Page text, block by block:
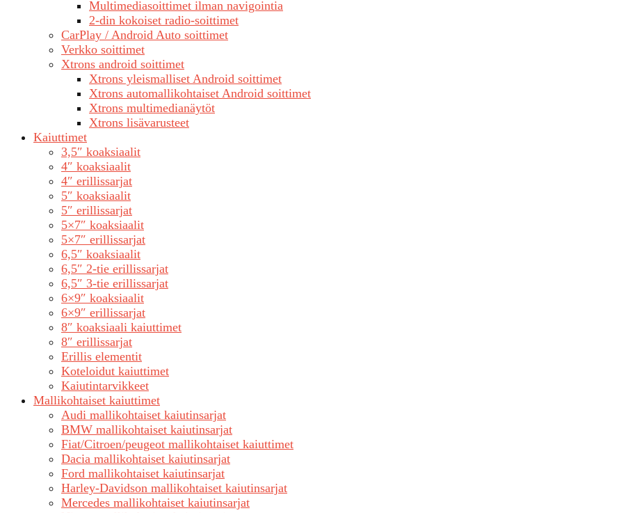
Multimediasoittimet ilman navigointia
2-din kokoiset radio-soittimet
CarPlay / Android Auto soittimet
Verkko soittimet
Xtrons android soittimet
Xtrons yleismalliset Android soittimet
Xtrons automallikohtaiset Android soittimet
Xtrons multimedianäytöt
Xtrons lisävarusteet
Kaiuttimet
3,5″ koaksiaalit
4″ koaksiaalit
4″ erillissarjat
5″ koaksiaalit
5″ erillissarjat
5×7″ koaksiaalit
5×7″ erillissarjat
6,5″ koaksiaalit
6,5″ 2-tie erillissarjat
6,5″ 3-tie erillissarjat
6×9″ koaksiaalit
6×9″ erillissarjat
8″ koaksiaali kaiuttimet
8″ erillissarjat
Erillis elementit
Koteloidut kaiuttimet
Kaiutintarvikkeet
Mallikohtaiset kaiuttimet
Audi mallikohtaiset kaiutinsarjat
BMW mallikohtaiset kaiutinsarjat
Fiat/Citroen/peugeot mallikohtaiset kaiuttimet
Dacia mallikohtaiset kaiutinsarjat
Ford mallikohtaiset kaiutinsarjat
Harley-Davidson mallikohtaiset kaiutinsarjat
Mercedes mallikohtaiset kaiutinsarjat